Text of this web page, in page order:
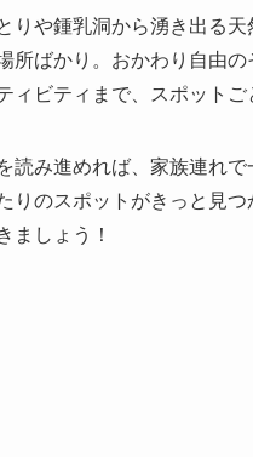
りや鍾乳洞から湧き出る
所ばかり。おかわり自由
ィビティまで、スポットご
読み進めれば、家族連れ
りのスポットがきっと見
ましょう！